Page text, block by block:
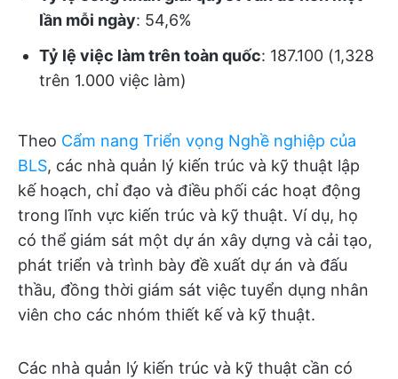
lần mỗi ngày: 54,6%
Tỷ lệ việc làm trên toàn quốc: 187.100 (1,328
trên 1.000 việc làm)
Theo Cẩm nang Triển vọng Nghề nghiệp của
BLS, các nhà quản lý kiến trúc và kỹ thuật lập
kế hoạch, chỉ đạo và điều phối các hoạt động
trong lĩnh vực kiến trúc và kỹ thuật. Ví dụ, họ
có thể giám sát một dự án xây dựng và cải tạo,
phát triển và trình bày đề xuất dự án và đấu
thầu, đồng thời giám sát việc tuyển dụng nhân
viên cho các nhóm thiết kế và kỹ thuật.
Các nhà quản lý kiến trúc và kỹ thuật cần có